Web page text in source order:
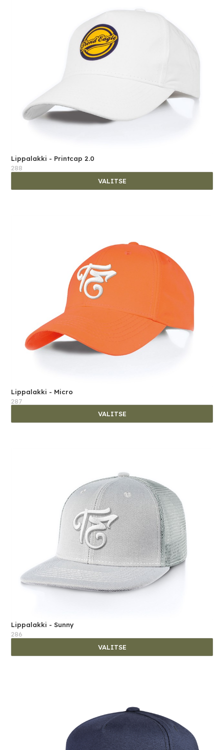
Lippalakki - Printcap 2.0
288
VALITSE
Lippalakki - Micro
287
VALITSE
Lippalakki - Sunny
286
VALITSE